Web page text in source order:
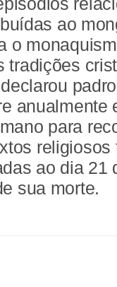
ao
o
tradições
anualmente
para
ao dia 21
sua morte.